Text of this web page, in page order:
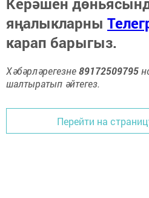
яңалыкларны
карап барыгыз.
Хәбәрләрегезне89172509795
шалтыратып әйтегез.
Перейти на